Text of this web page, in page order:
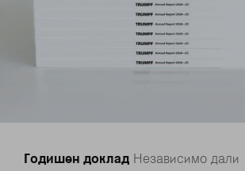
Годишен доклад Независимо дали